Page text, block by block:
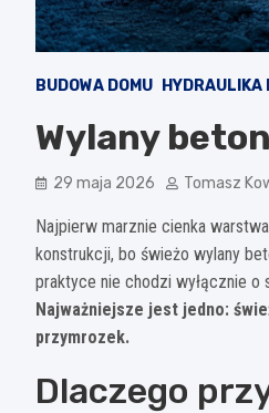
BUDOWA DOMU HYDRAULIKA
Wylany
29 maja 2026 Tomasz
Najpierw marznie cienka
konstrukcji, bo świeżo wylany
praktyce nie chodzi wyłącznie o
Najważniejsze jest jedno:
przymrozek.
Dlaczego